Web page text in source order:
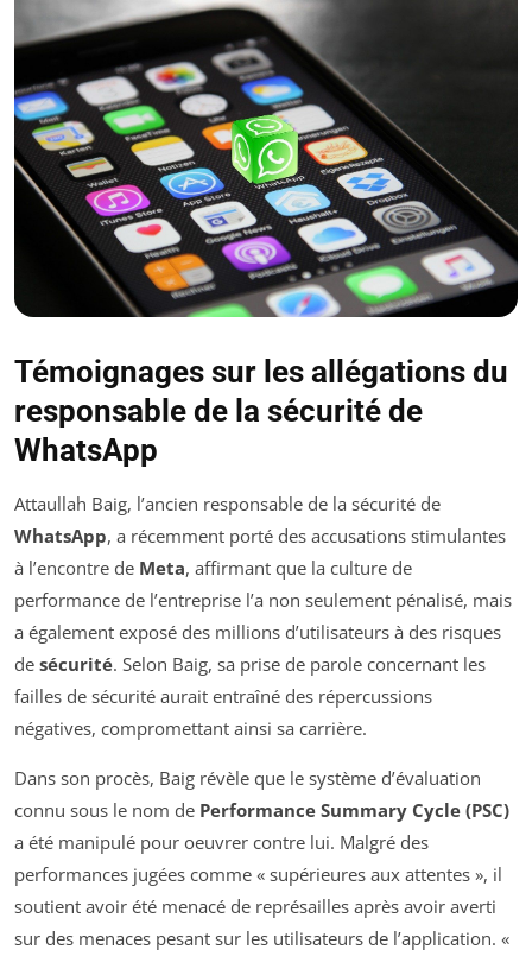
Témoignages sur les allégations du
responsable de la sécurité de
WhatsApp
Attaullah Baig, l’ancien responsable de la sécurité de
WhatsApp, a récemment porté des accusations stimulantes
à l’encontre de Meta, affirmant que la culture de
performance de l’entreprise l’a non seulement pénalisé, mais
a également exposé des millions d’utilisateurs à des risques
de sécurité. Selon Baig, sa prise de parole concernant les
failles de sécurité aurait entraîné des répercussions
négatives, compromettant ainsi sa carrière.
Dans son procès, Baig révèle que le système d’évaluation
connu sous le nom de Performance Summary Cycle (PSC)
a été manipulé pour oeuvrer contre lui. Malgré des
performances jugées comme « supérieures aux attentes », il
soutient avoir été menacé de représailles après avoir averti
sur des menaces pesant sur les utilisateurs de l’application. «